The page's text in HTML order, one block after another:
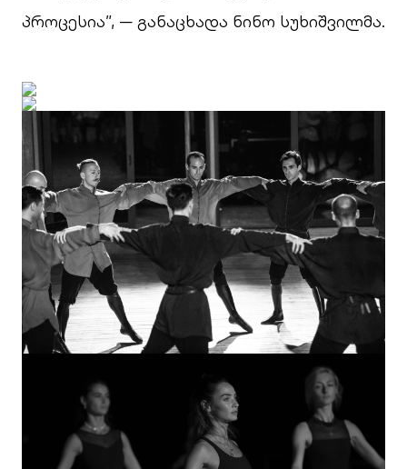
პროცესია”, — განაცხადა ნინო სუხიშვილმა.